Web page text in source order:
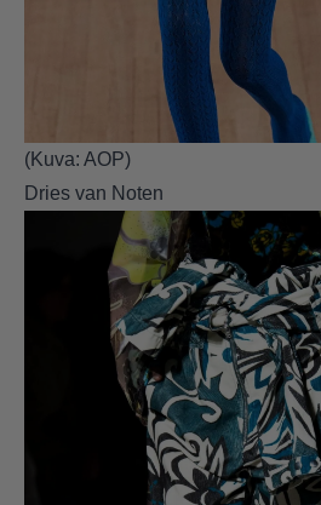
(Kuva: AOP)
Dries van Noten